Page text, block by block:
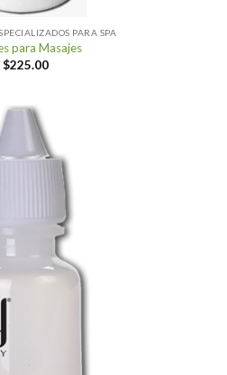
PARA SPA
para Masajes
$225.00